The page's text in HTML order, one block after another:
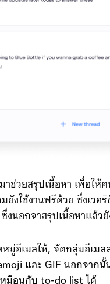
วยสรุปเนื้อหา เพื่อให้ค
ยังใช้งานฟรีด้วย ซึ่งเวอ
งนอกจาสรุปเนื้อหาแล้ว
มู่อีเมลให้, จัดกลุ่มอีเมล
และ GIF นอกจากนั้
หมือนกับ to-do list ได้